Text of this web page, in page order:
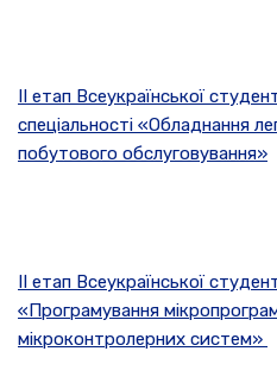
ІI етап Всеукраїнської
спеціальності «Обладнання
побутового обслуговування»
ІI етап Всеукраїнської
«Програмування
мікроконтролерних систем»